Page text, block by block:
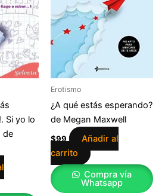
Si yo lo
de
Erotismo
¿A qué estás esperando?
de Megan Maxwell
$99
Añadir al
carrito
Compra vía
Whatsapp